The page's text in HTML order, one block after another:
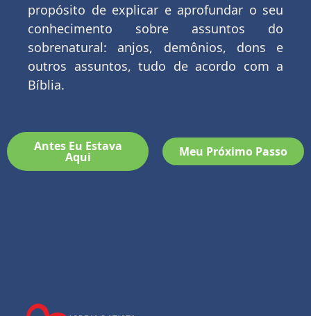
propósito de explicar e aprofundar o seu
conhecimento sobre assuntos do
sobrenatural: anjos, demônios, dons e
outros assuntos, tudo de acordo com a
Bíblia.
Antes Eu Estava
Aqui Meu Próximo Passo